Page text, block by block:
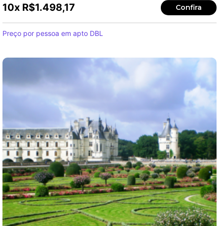
10x R$1.498,17 Confira
Preço por pessoa em apto DBL